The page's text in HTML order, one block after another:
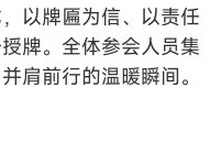
以牌匾为信、以责任
牌。全体参会人员集
肩前行的温暖瞬间。